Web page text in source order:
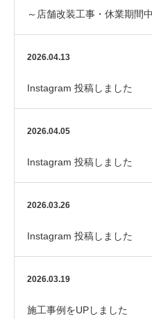
～店舗改装工事・休業期間
（ピタットハウス用賀店）
2026.04.13
Instagram 投稿しました
2026.04.05
Instagram 投稿しました
2026.03.26
Instagram 投稿しました
2026.03.19
施工事例をUPしました